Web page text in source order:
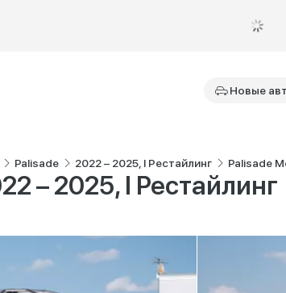
Новые
Palisade 2022 – 2025, I Рестайлинг Palisade
– 2025, I Рестайлинг